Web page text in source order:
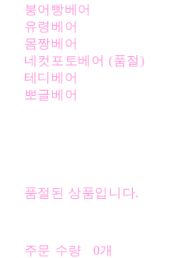
붕어빵베어
유령베어
몸짱베어
네컷포토베어 (품절)
테디베어
뽀글베어
품절된 상품입니다.
주문 수량
0개